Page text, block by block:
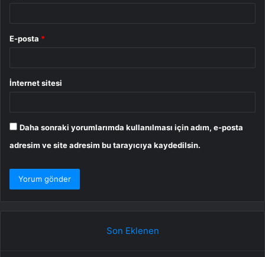
E-posta *
İnternet sitesi
Daha sonraki yorumlarımda kullanılması için adım, e-posta
adresim ve site adresim bu tarayıcıya kaydedilsin.
Son Eklenen